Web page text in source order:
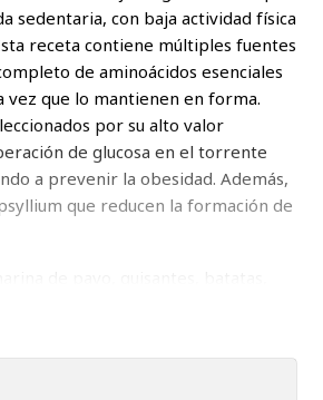
sedentaria, con baja actividad física
receta contiene múltiples fuentes
de aminoácidos esenciales
vez que lo mantienen en forma.
por su alto valor
de glucosa en el torrente
a prevenir la obesidad. Además,
que reducen la formación de
tapioca, pato deshuesado, pollo
de pollo (conservada con
salmón (fuente de DHA), aceite
manzanas, peras, arándanos,